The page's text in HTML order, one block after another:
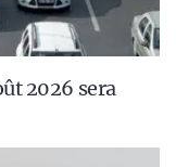
2026 sera